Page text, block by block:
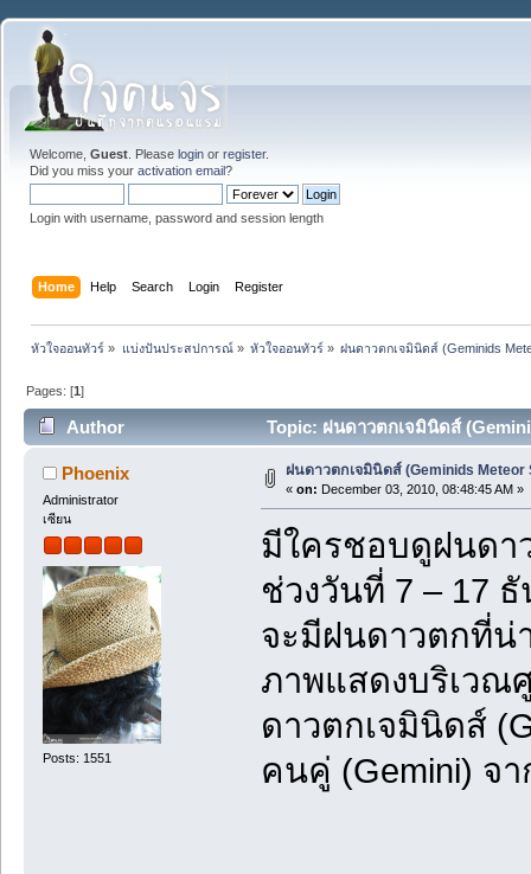
Welcome, Guest . Please login or register.
Did you miss your activation email?
Login with username, password and session length
Home Help Search Login Register
หัวใจออนทัวร์ » แบ่งปันประสปการณ์» หัวใจออนทัวร์» ฝนดาวตกเจมินิดส์ (Geminids
Pages: [1]
Author Topic: ฝนดาวตกเจมินิดส์
Phoenix
Administrator
เซียน
Posts: 1551
ฝนดาวตกเจมินิดส์ (Geminids Meteor
« on: December 03, 2010, 08:48:45 AM »
มีใครชอบดูฝนดา
ช่วงวันที่ 7 – 17
จะมีฝนดาวตกที่น่
ภาพแสดงบริเวณ
ดาวตกเจมินิดส์
คนคู่ (Gemini) จ